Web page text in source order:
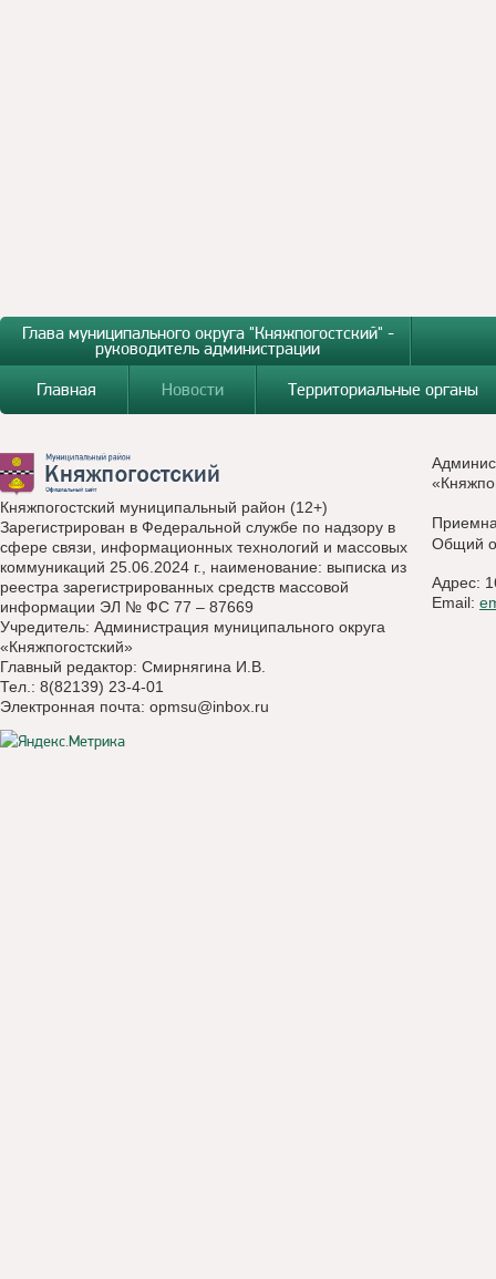
Глава муниципального округа "Княжпогостский" -
руководитель администрации
Главная
Новости Территориальные органы
Княжпогостский муниципальный район (12+)
Зарегистрирован в Федеральной службе по надзору в
сфере связи, информационных технологий и массовых
коммуникаций 25.06.2024 г., наименование: выписка из
реестра зарегистрированных средств массовой
информации ЭЛ № ФС 77 – 87669
Учредитель: Администрация муниципального округа
«Княжпогостский»
Главный редактор: Смирнягина И.В.
Тел.: 8(82139) 23-4-01
Электронная почта: opmsu@inbox.ru
Общий
Адрес:
Email: